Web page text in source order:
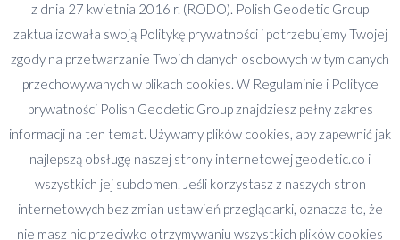
W jednym z dwóch podejść omawianych na Akademii
priorytetem jest wykazywanie minimalnej
powierzchni ścianek. Przepisy obligują architektów
na etapie projektu budowlanego do wyodrębnienia
ścianami niektórych pomieszczeń. Jednym z pytań,
które padło podczas szkolenia było: „czy, gdy w
lokalu są dwie łazienki to czy można wykazać ścianki
tylko wokół jednej z nich”. Niezamierzanie instalacji
sanitarnych w celu wyeliminowania ścianek
z dnia 27 kwietnia 2016 r. (RODO). Polish Geodetic Group
zaktualizowała swoją Politykę prywatności i potrzebujemy Twojej
zgody na przetwarzanie Twoich danych osobowych w tym danych
przechowywanych w plikach cookies. W Regulaminie i Polityce
prywatności Polish Geodetic Group znajdziesz pełny zakres
informacji na ten temat. Używamy plików cookies, aby zapewnić jak
najlepszą obsługę naszej strony internetowej geodetic.co i
wszystkich jej subdomen. Jeśli korzystasz z naszych stron
internetowych bez zmian ustawień przeglądarki, oznacza to, że
nie masz nic przeciwko otrzymywaniu wszystkich plików cookies